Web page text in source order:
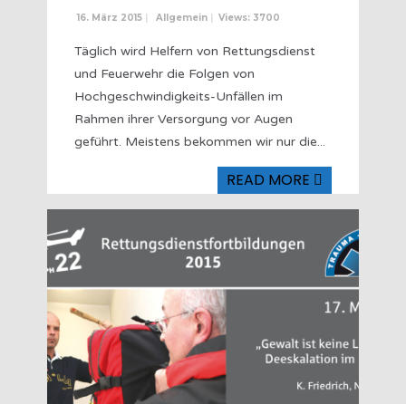
16. März 2015 Allgemein Views: 3700
Täglich wird Helfern von Rettungsdienst
und Feuerwehr die Folgen von
Hochgeschwindigkeits-Unfällen im
Rahmen ihrer Versorgung vor Augen
geführt. Meistens bekommen wir nur die...
READ MORE